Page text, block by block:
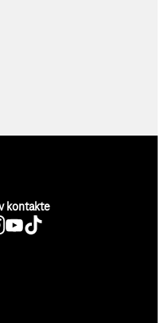
kontakte